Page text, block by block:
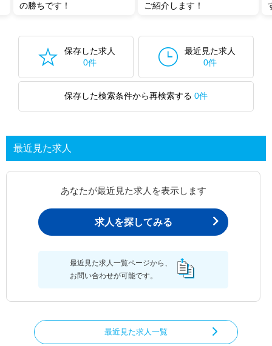
の勝ちです！ ご紹介します！
保存した求人
0件
最近見た求人
0件
保存した検索条件から再検索する 0件
最近見た求人
あなたが最近見た求人を表示します
求人を探してみる
最近見た求人一覧ページから、
お問い合わせが可能です。
最近見た求人一覧